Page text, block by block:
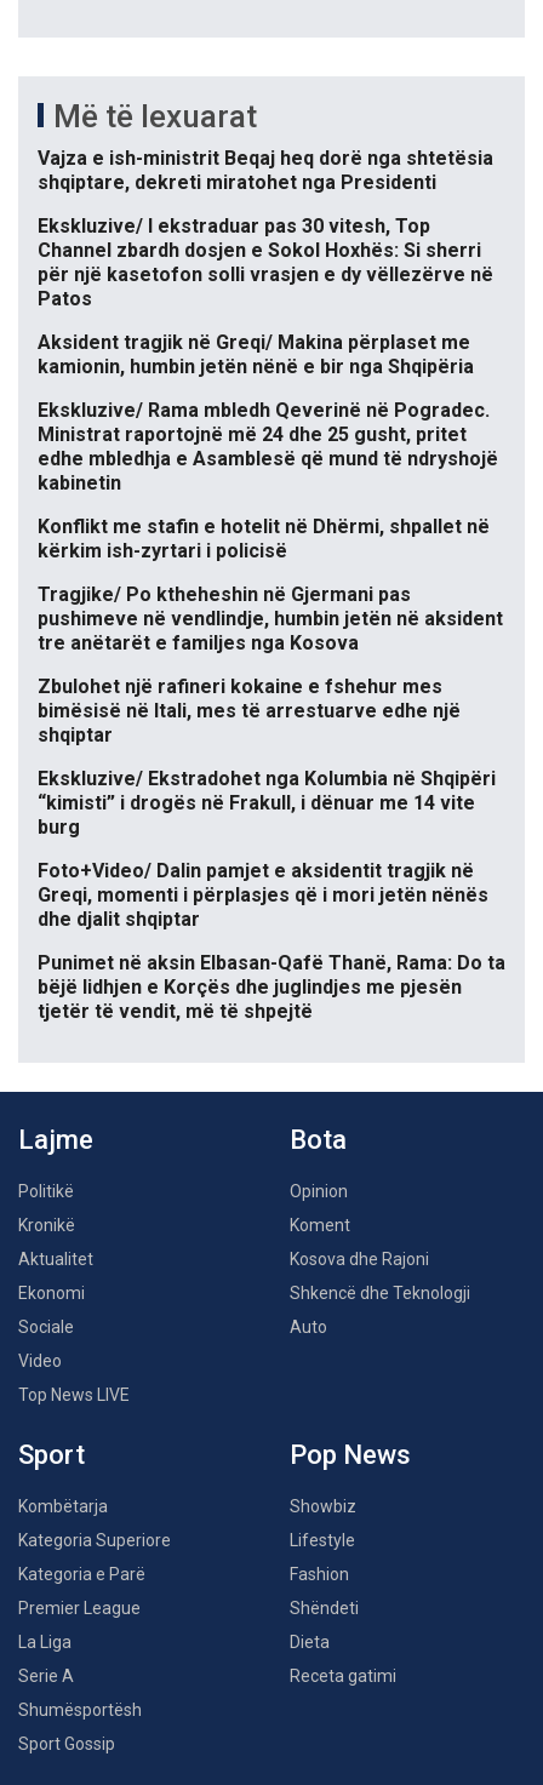
Më të lexuarat
Vajza e ish-ministrit Beqaj heq dorë nga shtetësia
shqiptare, dekreti miratohet nga Presidenti
Ekskluzive/ I ekstraduar pas 30 vitesh, Top
Channel zbardh dosjen e Sokol Hoxhës: Si sherri
për një kasetofon solli vrasjen e dy vëllezërve në
Patos
Aksident tragjik në Greqi/ Makina përplaset me
kamionin, humbin jetën nënë e bir nga Shqipëria
Ekskluzive/ Rama mbledh Qeverinë në Pogradec.
Ministrat raportojnë më 24 dhe 25 gusht, pritet
edhe mbledhja e Asamblesë që mund të ndryshojë
kabinetin
Konflikt me stafin e hotelit në Dhërmi, shpallet në
kërkim ish-zyrtari i policisë
Tragjike/ Po ktheheshin në Gjermani pas
pushimeve në vendlindje, humbin jetën në aksident
tre anëtarët e familjes nga Kosova
Zbulohet një rafineri kokaine e fshehur mes
bimësisë në Itali, mes të arrestuarve edhe një
shqiptar
Ekskluzive/ Ekstradohet nga Kolumbia në Shqipëri
“kimisti” i drogës në Frakull, i dënuar me 14 vite
burg
Foto+Video/ Dalin pamjet e aksidentit tragjik në
Greqi, momenti i përplasjes që i mori jetën nënës
dhe djalit shqiptar
Punimet në aksin Elbasan-Qafë Thanë, Rama: Do ta
bëjë lidhjen e Korçës dhe juglindjes me pjesën
tjetër të vendit, më të shpejtë
Lajme
Politikë
Kronikë
Aktualitet
Ekonomi
Sociale
Video
Top News LIVE
Bota
Opinion
Koment
Kosova dhe Rajoni
Shkencë dhe Teknologji
Auto
Sport
Kombëtarja
Kategoria Superiore
Kategoria e Parë
Premier League
La Liga
Serie A
Shumësportësh
Sport Gossip
Pop News
Showbiz
Lifestyle
Fashion
Shëndeti
Dieta
Receta gatimi